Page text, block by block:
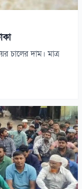
চালের দাম। মাত্র